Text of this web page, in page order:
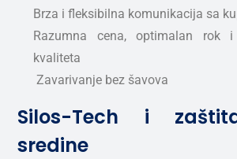
Brza i fleksibilna komunikacija sa
Razumna cena, optimalan rok
kvaliteta
Zavarivanje bez šavova
Silos-Tech i
sredine